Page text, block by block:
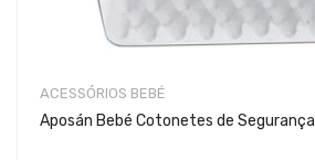
ACESSÓRIOS BEBÉ
Aposán Bebé Cotonetes de Segurança